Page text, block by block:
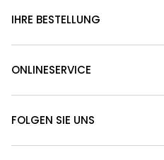
IHRE BESTELLUNG
ONLINESERVICE
FOLGEN SIE UNS